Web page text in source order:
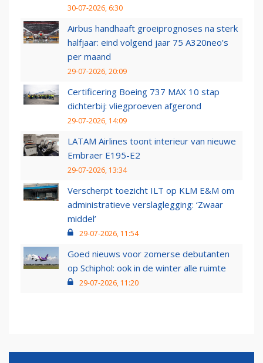
30-07-2026, 6:30
Airbus handhaaft groeiprognoses na sterk
halfjaar: eind volgend jaar 75 A320neo’s
per maand
29-07-2026, 20:09
Certificering Boeing 737 MAX 10 stap
dichterbij: vliegproeven afgerond
29-07-2026, 14:09
LATAM Airlines toont interieur van nieuwe
Embraer E195-E2
29-07-2026, 13:34
Verscherpt toezicht ILT op KLM E&M om
administratieve verslaglegging: ‘Zwaar
middel’
29-07-2026, 11:54
Goed nieuws voor zomerse debutanten
op Schiphol: ook in de winter alle ruimte
29-07-2026, 11:20